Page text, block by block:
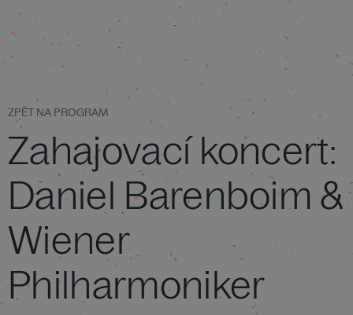
ZPĚT NA PROGRAM
Zahajovací koncert:
Daniel Barenboim &
Wiener
Philharmoniker